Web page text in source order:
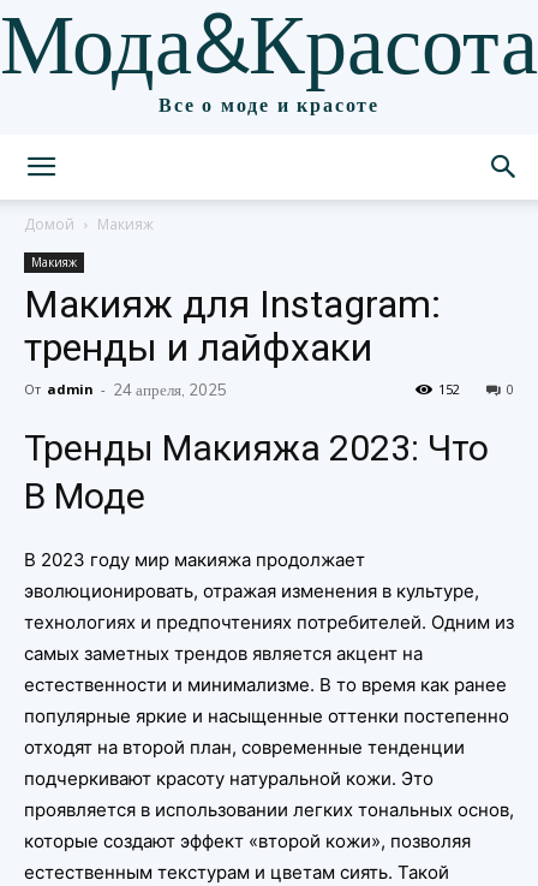
Мода&Красота
Все о моде и красоте
Домой Макияж
Макияж
Макияж для Instagram:
тренды и лайфхаки
От admin - 24 апреля, 2025 0
152
Тренды Макияжа 2023: Что
В Моде
В 2023 году мир макияжа продолжает
эволюционировать, отражая изменения в культуре,
технологиях и предпочтениях потребителей. Одним из
самых заметных трендов является акцент на
естественности и минимализме. В то время как ранее
популярные яркие и насыщенные оттенки постепенно
отходят на второй план, современные тенденции
подчеркивают красоту натуральной кожи. Это
проявляется в использовании легких тональных основ,
которые создают эффект «второй кожи», позволяя
естественным текстурам и цветам сиять. Такой